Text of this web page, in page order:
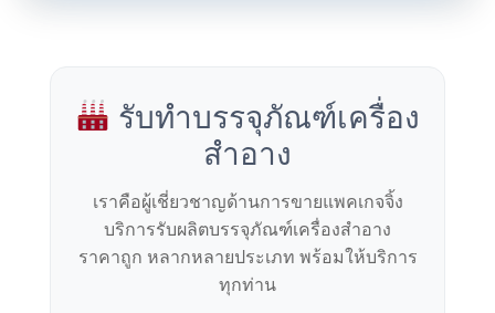
รับทำบรรจุภัณฑ์เครื่อง
สำอาง
เราคือผู้เชี่ยวชาญด้านการขายแพคเกจจิ้ง
บริการรับผลิตบรรจุภัณฑ์เครื่องสำอาง
ราคาถูก หลากหลายประเภท พร้อมให้บริการ
ทุกท่าน